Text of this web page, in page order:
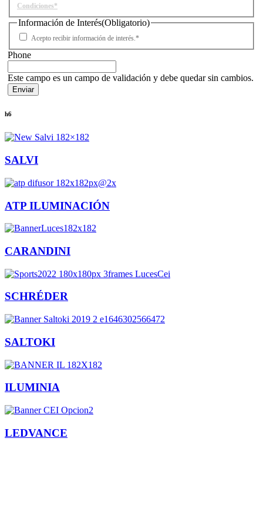
Condiciones*
Información de Interés(Obligatorio)
Acepto recibir información de interés.*
Phone
Este campo es un campo de validación y debe quedar sin cambios.
h6
SALVI
ATP ILUMINACIÓN
CARANDINI
SCHRÉDER
SALTOKI
ILUMINIA
LEDVANCE